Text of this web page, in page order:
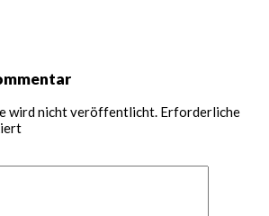
wird nicht veröffentlicht. Erforderliche